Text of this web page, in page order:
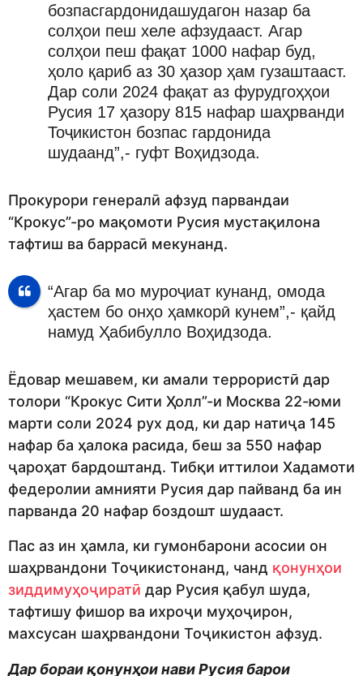
бозпасгардонидашудагон назар ба
солҳои пеш хеле афзудааст. Агар
солҳои пеш фақат 1000 нафар буд,
ҳоло қариб аз 30 ҳазор ҳам гузаштааст.
Дар соли 2024 фақат аз фурудгоҳҳои
Русия 17 ҳазору 815 нафар шаҳрванди
Тоҷикистон бозпас гардонида
шудаанд”,- гуфт Воҳидзода.
Прокурори генералӣ афзуд парвандаи
“Крокус”-ро мақомоти Русия мустақилона
тафтиш ва баррасӣ мекунанд.
“Агар ба мо муроҷиат кунанд, омода
ҳастем бо онҳо ҳамкорӣ кунем”,- қайд
намуд Ҳабибулло Воҳидзода.
Ёдовар мешавем, ки амали террористӣ дар
толори “Крокус Сити Ҳолл”-и Москва 22-юми
марти соли 2024 рух дод, ки дар натиҷа 145
нафар ба ҳалока расида, беш за 550 нафар
ҷароҳат бардоштанд. Тибқи иттилои Хадамоти
федеролии амнияти Русия дар пайванд ба ин
парванда 20 нафар боздошт шудааст.
Пас аз ин ҳамла, ки гумонбарони асосии он
шаҳрвандони Тоҷикистонанд, чанд қонунҳои
зиддимуҳоҷиратӣ дар Русия қабул шуда,
тафтишу фишор ва ихроҷи муҳоҷирон,
махсусан шаҳрвандони Тоҷикистон афзуд.
Дар бораи қонунҳои нави Русия барои